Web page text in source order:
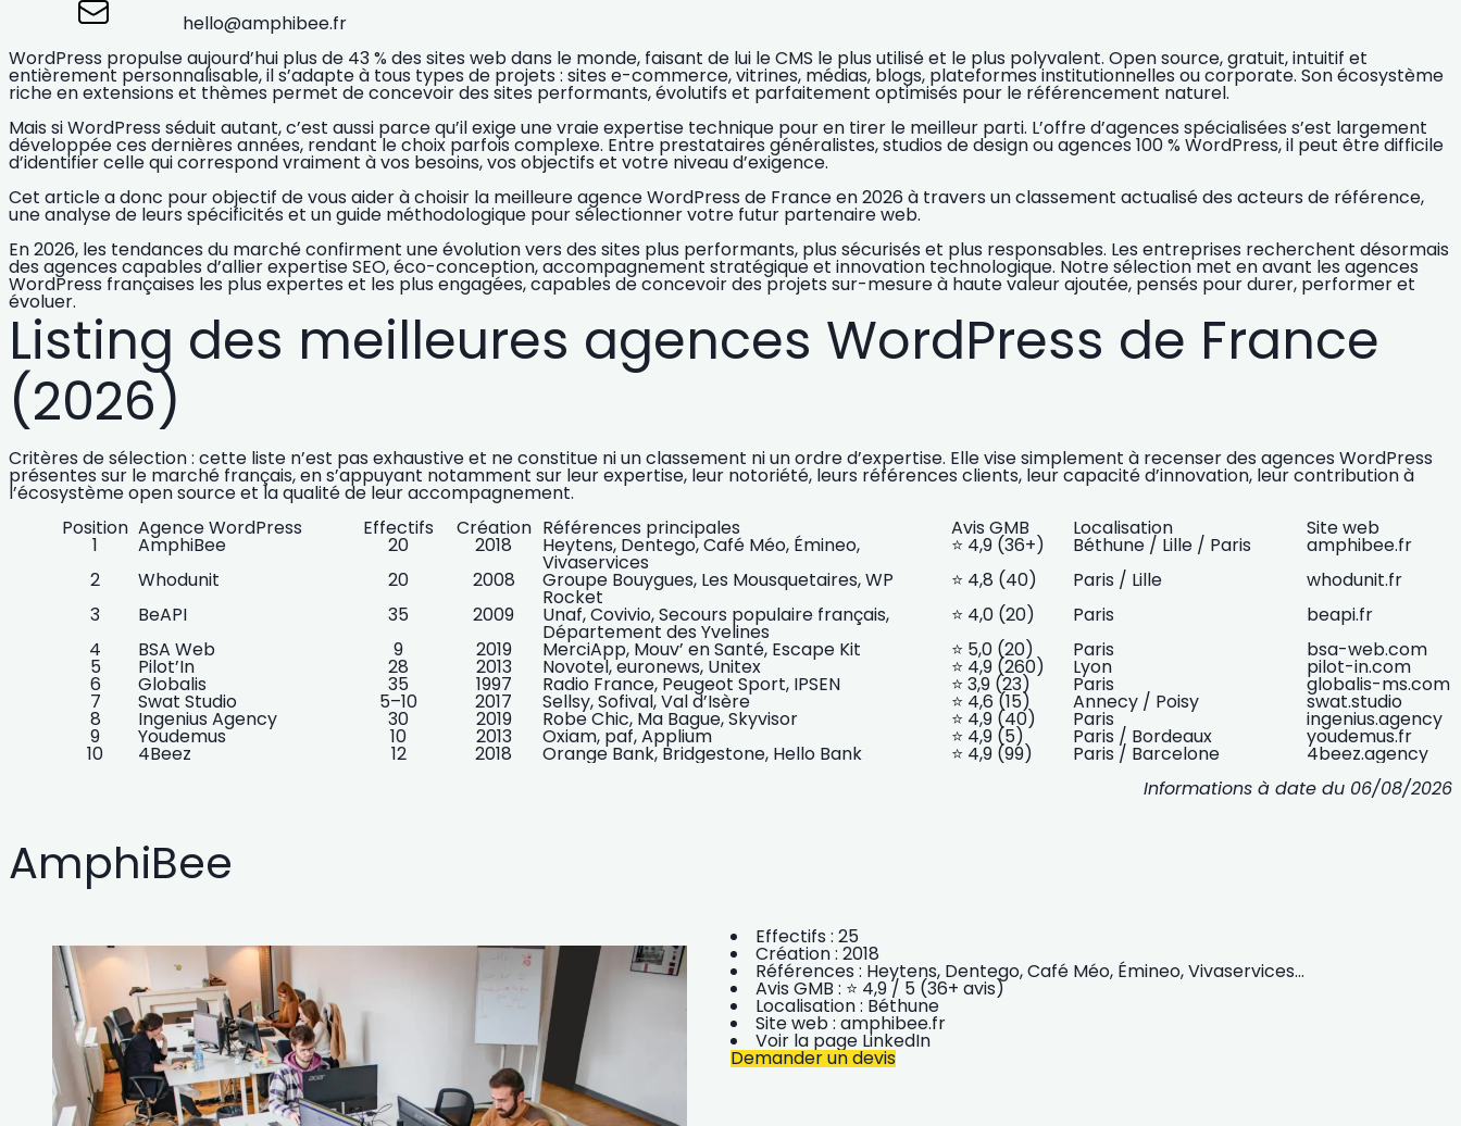
hello@amphibee.fr
WordPress propulse aujourd’hui plus de 43 % des sites web dans le monde, faisant de lui leCMS le plus utilisé et le plus polyvalent. Open source, gratuit, intuitif et
entièrement personnalisable, il s’adapte à tous types de projets : sites e-commerce, vitrines, médias, blogs, plateformes institutionnelles ou corporate. Son écosystème
riche en extensions et thèmes permet de concevoir des sites performants, évolutifs et parfaitement optimisés pour le référencement naturel.
Mais si WordPress séduit autant, c’est aussi parce qu’il exigeune vraie expertise technique pour en tirer le meilleur parti. L’offre d’agences spécialisées s’est largement
développée ces dernières années, rendant le choix parfois complexe. Entre prestataires généralistes, studios de design ou agences 100 % WordPress, il peut être difficile
d’identifier celle qui correspond vraiment à vos besoins, vos objectifs et votre niveau d’exigence.
Cet article a donc pour objectif de vous aider à choisir la meilleure agence WordPress de France en 2026 à travers unclassement actualisé des acteurs de référence,
uneanalyse de leurs spécificités et unguide méthodologique pour sélectionner votre futur partenaire web.
En 2026, les tendances du marché confirment une évolution vers des sites plus performants, plus sécurisés et plus responsables. Les entreprises recherchent désormais
des agences capables d’allierexpertise SEO, éco-conception, accompagnement stratégique et innovation technologique. Notre sélection met en avant les agences
WordPress françaises les plus expertes et les plus engagées, capables de concevoir des projets sur-mesure à haute valeur ajoutée, pensés pour durer, performer et
évoluer.
Listing des meilleures agences WordPress de France
(2026)
Critères de sélection : cette liste n’est pas exhaustive et ne constitue ni un classement ni un ordre d’expertise. Elle vise simplement à recenser des agences WordPress
présentes sur le marché français, en s’appuyant notamment sur leur expertise, leur notoriété, leurs références clients, leur capacité d’innovation, leur contribution à
l’écosystème open source et la qualité de leur accompagnement.
Position Agence WordPress Effectifs Création Références principales Avis GMB Localisation Site web
1 AmphiBee 20 2018 Heytens, Dentego, Café Méo, Émineo,
Vivaservices
⭐️ 4,9 (36+) Béthune / Lille / Paris
amphibee.fr
2
Whodunit 20 2008 Groupe Bouygues, Les Mousquetaires, WP
Rocket
⭐️ 4,8 (40) Paris / Lille
whodunit.fr
3
BeAPI 35 2009 Unaf, Covivio, Secours populaire français,
Département des Yvelines
⭐️ 4,0 (20) Paris
beapi.fr
4
BSA Web 9 2019 MerciApp, Mouv’ en Santé, Escape Kit ⭐️ 5,0 (20) Paris bsa-web.com
5 Pilot’In 28 2013 Novotel, euronews, Unitex ⭐️ 4,9 (260) Lyon pilot-in.com
6 Globalis 35 1997 Radio France, Peugeot Sport, IPSEN ⭐️ 3,9 (23) Paris globalis-ms.com
7 Swat Studio 5–10 2017 Sellsy, Sofival, Val d’Isère ⭐️ 4,6 (15) Annecy / Poisy swat.studio
8 Ingenius Agency 30 2019 Robe Chic, Ma Bague, Skyvisor ⭐️ 4,9 (40) Paris ingenius.agency
9 Youdemus 10 2013 Oxiam, paf, Applium ⭐️ 4,9 (5) Paris / Bordeaux youdemus.fr
10 4Beez 12 2018 Orange Bank, Bridgestone, Hello Bank ⭐️ 4,9 (99) Paris / Barcelone
4beez.agency
Informations à date du 06/08/2026
AmphiBee
Effectifs : 25
Création : 2018
Références : Heytens, Dentego, Café Méo, Émineo, Vivaservices…
Avis GMB : ⭐️ 4,9 / 5 (36+ avis)
Localisation : Béthune
Site web : amphibee.fr
Voir la page LinkedIn
Demander un devis